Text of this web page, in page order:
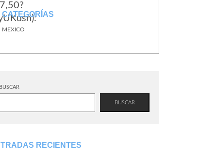
CATEGORÍAS
MEXICO
BUSCAR
BUSCAR
RECIENTES